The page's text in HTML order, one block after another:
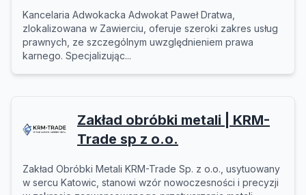
Kancelaria Adwokacka Adwokat Paweł Dratwa,
zlokalizowana w Zawierciu, oferuje szeroki zakres usług
prawnych, ze szczególnym uwzględnieniem prawa
karnego. Specjalizując...
Zakład obróbki metali | KRM-
Trade sp z o.o.
Zakład Obróbki Metali KRM-Trade Sp. z o.o., usytuowany
w sercu Katowic, stanowi wzór nowoczesności i precyzji